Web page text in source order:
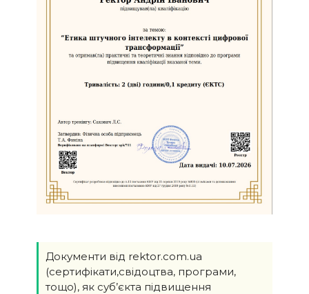
Документи від rektor.com.ua
(сертифікати,свідоцтва, програми,
тощо), як суб’єкта підвищення